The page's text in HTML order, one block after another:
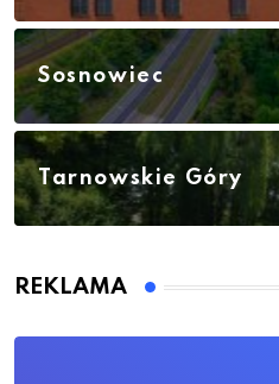
Sosnowiec
Tarnowskie Góry
REKLAMA